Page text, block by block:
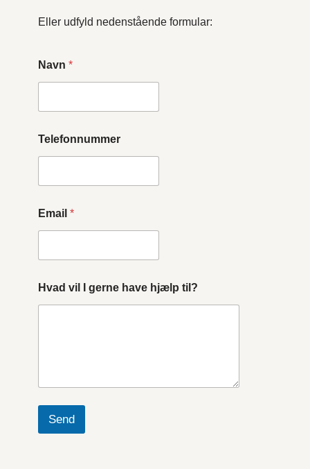
Eller udfyld nedenstående formular:
Navn *
Telefonnummer
Email *
Hvad vil I gerne have hjælp til?
Send